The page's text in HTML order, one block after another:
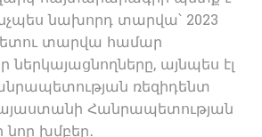
նախորդ տարվա՝ 2023
տարվա համար
այնպես էլ
ռեզիդենտ
Հանրապետության
խմբեր․